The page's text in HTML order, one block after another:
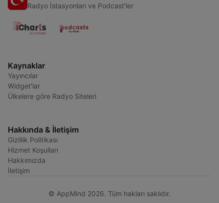
Radyo İstasyonları ve Podcast'ler
Kaynaklar
Yayıncılar
Widget'lar
Ülkelere göre Radyo Siteleri
Hakkında & İletişim
Gizlilik Politikası
Hizmet Koşulları
Hakkımızda
İletişim
© AppMind 2026. Tüm hakları saklıdır.